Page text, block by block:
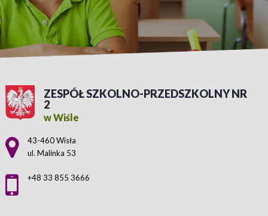
ZESPÓŁ SZKOLNO-PRZEDSZKOLNY NR
2
w Wiśle
Adres pocztowy:
43-460 Wisła
ul. Malinka 53
+48 33 855 3666